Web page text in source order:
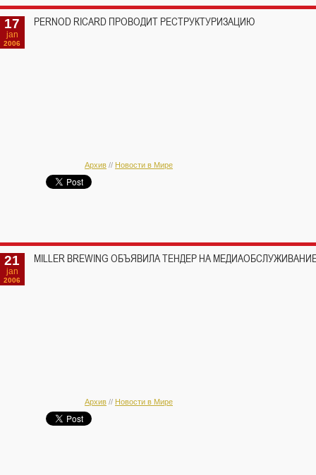
17
jan
2006
PERNOD RICARD ПРОВОДИТ РЕСТРУКТУРИЗАЦИЮ
Архив // Новости в Мире
21
jan
2006
MILLER BREWING ОБЪЯВИЛА ТЕНДЕР НА
Архив // Новости в Мире